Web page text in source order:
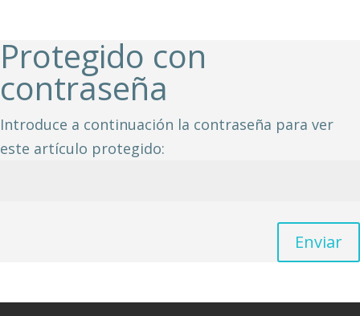
Protegido con
contraseña
Introduce a continuación la contraseña para ver
este artículo protegido:
Enviar